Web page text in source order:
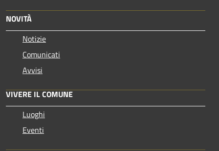
NOVITÀ
Notizie
Comunicati
Avvisi
VIVERE IL COMUNE
Luoghi
Eventi